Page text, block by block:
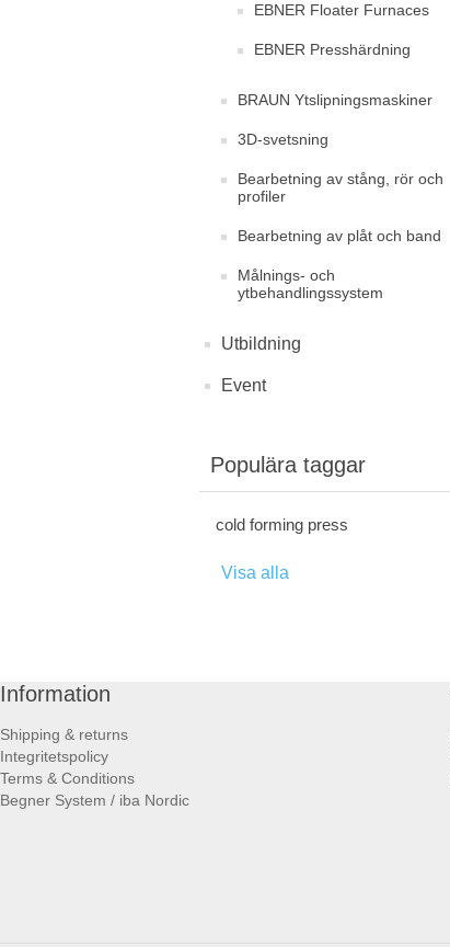
EBNER Floater Furnaces
EBNER Presshärdning
BRAUN Ytslipningsmaskiner
3D-svetsning
Bearbetning av stång, rör och
profiler
Bearbetning av plåt och band
Målnings- och
ytbehandlingssystem
Utbildning
Event
Populära taggar
cold forming press
Visa alla
Information
Shipping & returns
Integritetspolicy
Terms & Conditions
Begner System / iba Nordic